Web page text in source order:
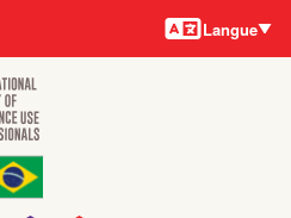
Langues
Langue